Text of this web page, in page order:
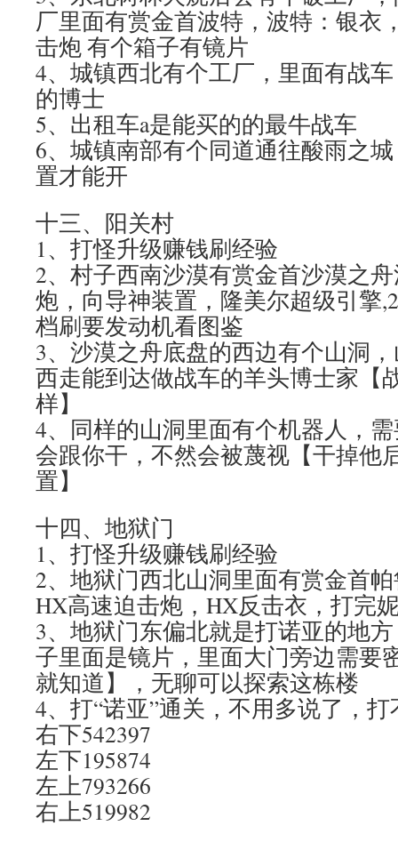
厂里面有赏金首波特，波特：银衣
击炮 有个箱子有镜片
4、城镇西北有个工厂，里面有战
的博士
5、出租车a是能买的的最牛战车
6、城镇南部有个同道通往酸雨之
置才能开
十三、阳关村
1、打怪升级赚钱刷经验
2、村子西南沙漠有赏金首沙漠之
炮，向导神装置，隆美尔超级引擎
档刷要发动机看图鉴
3、沙漠之舟底盘的西边有个山洞
西走能到达做战车的羊头博士家【
样】
4、同样的山洞里面有个机器人，
会跟你干，不然会被蔑视【干掉他
置】
十四、地狱门
1、打怪升级赚钱刷经验
2、地狱门西北山洞里面有赏金首
HX高速迫击炮，HX反击衣，打完
3、地狱门东偏北就是打诺亚的地
子里面是镜片，里面大门旁边需要
就知道】，无聊可以探索这栋楼
4、打“诺亚”通关，不用多说了，
右下542397
左下195874
左上793266
右上519982